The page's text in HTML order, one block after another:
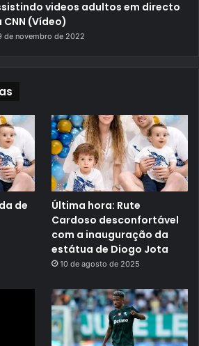
videos adultos em directo
CNN (Vídeo)
de novembro de 2022
de
Última hora: Rute
Cardoso desconfortável
com a inauguração da
estátua de Diogo Jota
10 de agosto de 2025